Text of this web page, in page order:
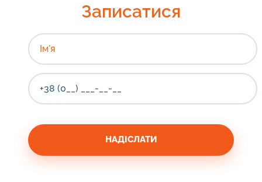
Записатися